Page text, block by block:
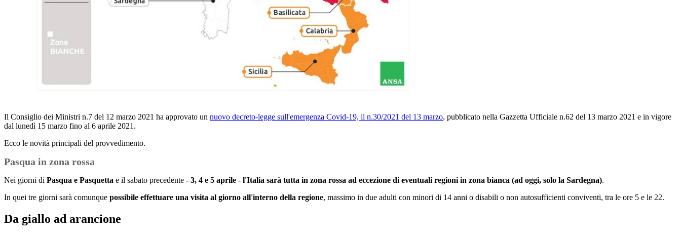
Il Consiglio dei Ministri n.7 del 12 marzo 2021 ha approvato un nuovo decreto-legge sull'emergenza Covid-19, il n.30/2021 del 13 marzo, pubblicato nella Gazzetta Ufficiale n.62 del 13 marzo 2021 e in vigore
dal lunedì 15 marzo fino al 6 aprile 2021.
Ecco le novità principali del provvedimento.
Pasqua in zona rossa
Nei giorni di Pasqua e Pasquetta e il sabato precedente - 3, 4 e 5 aprile - l'Italia sarà tutta in zona rossa ad eccezione di eventuali regioni in zona bianca (ad oggi, solo la Sardegna).
In quei tre giorni sarà comunque possibile effettuare una visita al giorno all'interno della regione, massimo in due adulti con minori di 14 anni o disabili o non autosufficienti conviventi, tra le ore 5 e le 22.
Da giallo ad arancione